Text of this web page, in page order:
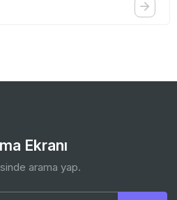
Ekranı
arama yap.